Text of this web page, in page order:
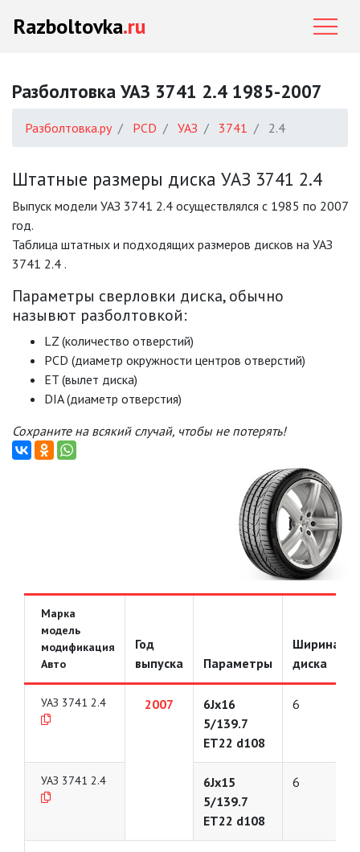
Razboltovka.ru
Разболтовка УАЗ 3741 2.4 1985-2007
Разболтовка.ру PCD УАЗ 3741 2.4
Штатные размеры диска УАЗ 3741 2.4
Выпуск модели УАЗ 3741 2.4 осуществлялся с 1985 по 2007
год.
Таблица штатных и подходящих размеров дисков на УАЗ
3741 2.4 .
Параметры сверловки диска, обычно
назывют разболтовкой:
LZ (количество отверстий)
PCD (диаметр окружности центров отверстий)
ET (вылет диска)
DIA (диаметр отверстия)
Сохраните на всякий случай, чтобы не потерять!
Марка
модель
модификация
Авто
Год
выпуска
Параметры
Ширина
диска
УАЗ 3741 2.4 2007
6Jx16
5/139.7
ET22 d108
6
УАЗ 3741 2.4
6Jx15
5/139.7
ET22 d108
6